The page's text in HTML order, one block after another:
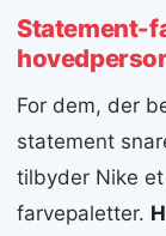
Statement-
For dem, der
statement
tilbyder Nike
farvepaletter.